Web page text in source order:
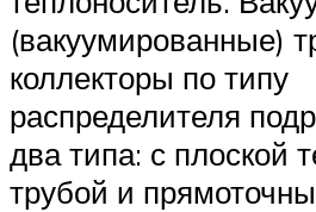
(вакуумированные)
коллекторы по типу
распределителя
два типа: с плоской
трубой и